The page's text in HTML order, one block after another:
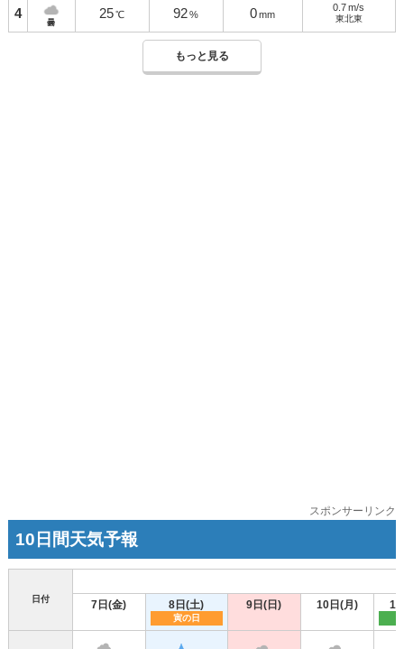
4
曇
25 ℃ 92 % 0 mm
0.7 m/s
東北東
もっと見る
スポンサーリンク
10日間天気予報
日付 7日(金) 8日(土)
寅の日
9日(日) 10日(月) 11